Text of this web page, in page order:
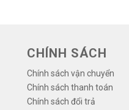
CHÍNH SÁCH
Chính sách vận chuyển
Chính sách thanh toán
Chính sách đổi trả